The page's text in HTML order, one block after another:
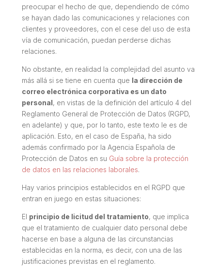
preocupar el hecho de que, dependiendo de cómo
se hayan dado las comunicaciones y relaciones con
clientes y proveedores, con el cese del uso de esta
vía de comunicación, puedan perderse dichas
relaciones.
No obstante, en realidad la complejidad del asunto va
más allá si se tiene en cuenta que la dirección de
correo electrónica corporativa es un dato
personal, en vistas de la definición del artículo 4 del
Reglamento General de Protección de Datos (RGPD,
en adelante) y que, por lo tanto, este texto le es de
aplicación. Esto, en el caso de España, ha sido
además confirmado por la Agencia Española de
Protección de Datos en su Guía sobre la protección
de datos en las relaciones laborales.
Hay varios principios establecidos en el RGPD que
entran en juego en estas situaciones:
El principio de licitud del tratamiento, que implica
que el tratamiento de cualquier dato personal debe
hacerse en base a alguna de las circunstancias
establecidas en la norma, es decir, con una de las
justificaciones previstas en el reglamento.